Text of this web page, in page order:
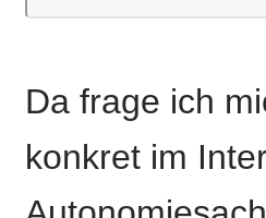
Da frage ich
konkret im